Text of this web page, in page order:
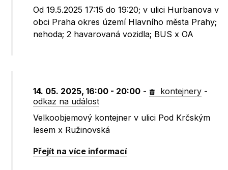
Od 19.5.2025 17:15 do 19:20; v ulici Hurbanova v
obci Praha okres území Hlavního města Prahy;
nehoda; 2 havarovaná vozidla; BUS x OA
14. 05. 2025, 16:00 - 20:00 - kontejnery -
odkaz na událost
Velkoobjemový kontejner v ulici Pod Krčským
lesem x Ružinovská
Přejít na více informací